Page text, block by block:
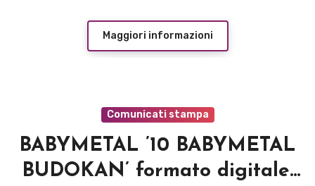
Maggiori informazioni
Comunicati stampa
BABYMETAL ’10 BABYMETAL
BUDOKAN’ formato digitale: